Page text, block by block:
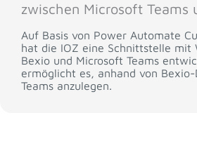
zwischen Microsoft Teams
Auf Basis von Power Automate
hat die IOZ eine Schnittstelle mit
Bexio und Microsoft Teams
ermöglicht es, anhand von
Teams anzulegen.